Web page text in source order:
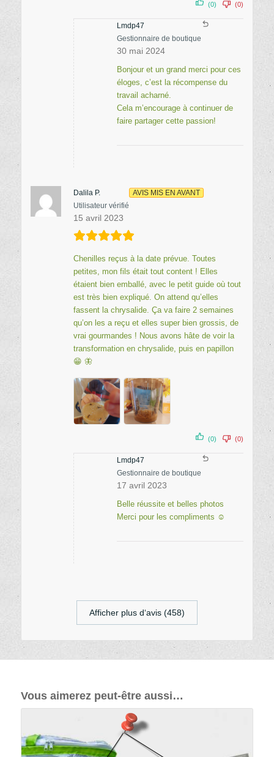
(0) (0)
Lmdp47
Gestionnaire de boutique
30 mai 2024
Bonjour et un grand merci pour ces
éloges, c’est la récompense du
travail acharné.
Cela m’encourage à continuer de
faire partager cette passion!
Dalila P.
Utilisateur vérifié
AVIS MIS EN AVANT
15 avril 2023
Chenilles reçus à la date prévue. Toutes
petites, mon fils était tout content ! Elles
étaient bien emballé, avec le petit guide où tout
est très bien expliqué. On attend qu’elles
fassent la chrysalide. Ça va faire 2 semaines
qu’on les a reçu et elles super bien grossis, de
vrai gourmandes ! Nous avons hâte de voir la
transformation en chrysalide, puis en papillon
😁 🦋
(0) (0)
Lmdp47
Gestionnaire de boutique
17 avril 2023
Belle réussite et belles photos
Merci pour les compliments ☺
Afficher plus d‘avis (458)
Vous aimerez peut-être aussi…